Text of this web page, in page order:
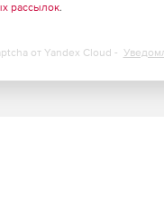
рассылок.
от Yandex Cloud -